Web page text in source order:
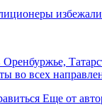
во всех
Еще от